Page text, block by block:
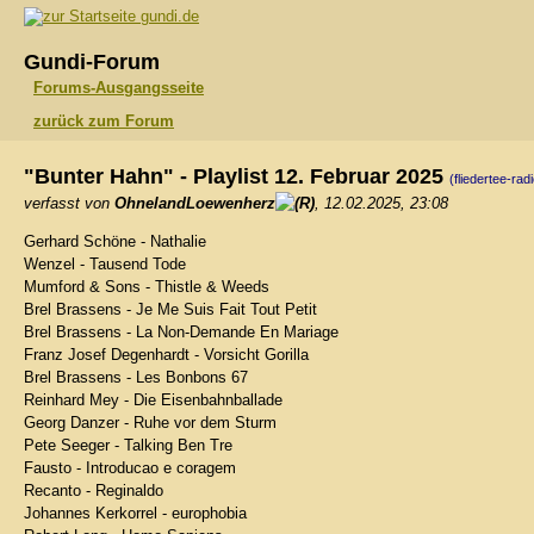
gundi.de
Gundi-Forum
Forums-Ausgangsseite
zurück zum Forum
"Bunter Hahn" - Playlist 12. Februar 2025 (fliedertee-
verfasst von OhnelandLoewenherz , 12.02.2025, 23:08
Gerhard Schöne - Nathalie
Wenzel - Tausend Tode
Mumford & Sons - Thistle & Weeds
Brel Brassens - Je Me Suis Fait Tout Petit
Brel Brassens - La Non-Demande En Mariage
Franz Josef Degenhardt - Vorsicht Gorilla
Brel Brassens - Les Bonbons 67
Reinhard Mey - Die Eisenbahnballade
Georg Danzer - Ruhe vor dem Sturm
Pete Seeger - Talking Ben Tre
Fausto - Introducao e coragem
Recanto - Reginaldo
Johannes Kerkorrel - europhobia